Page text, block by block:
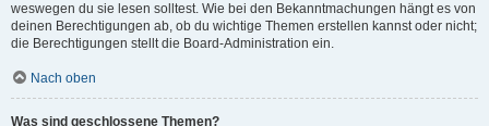
weswegen du sie lesen solltest. Wie bei den Bekanntmachungen hängt es von
deinen Berechtigungen ab, ob du wichtige Themen erstellen kannst oder nicht;
die Berechtigungen stellt die Board-Administration ein.
Nach oben
Was sind geschlossene Themen?